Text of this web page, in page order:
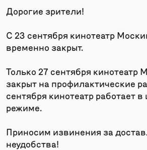
Дорогие зрители!
С 23 сентября кинотеатр
временно закрыт.
Только 27 сентября кинотеатр
закрыт на профилактические
сентября кинотеатр работает
режиме.
Приносим извинения за
неудобства!